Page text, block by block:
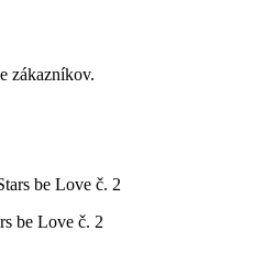
zákazníkov.
be Love č. 2